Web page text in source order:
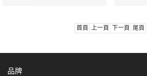
首頁 上一頁 下一頁 尾頁
品牌